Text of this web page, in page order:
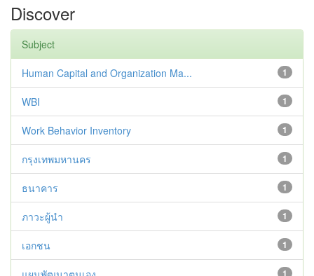
Discover
Subject
1
Human Capital and Organization Ma...
1
WBI
1
Work Behavior Inventory
1
กรุงเทพมหานคร
1
ธนาคาร
1
ภาวะผู้นำ
1
เอกชน
1